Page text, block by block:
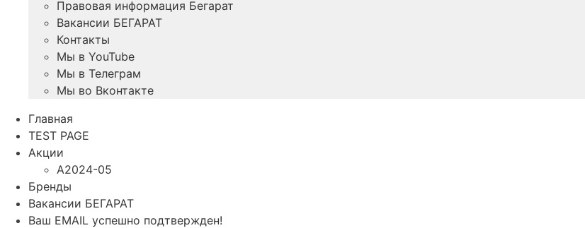
Правовая информация Бегарат
Вакансии БЕГАРАТ
Контакты
Мы в YouTube
Мы в Телеграм
Мы во Вконтакте
Главная
TEST PAGE
Акции
A2024-05
Бренды
Вакансии БЕГАРАТ
Ваш EMAIL успешно подтвержден!